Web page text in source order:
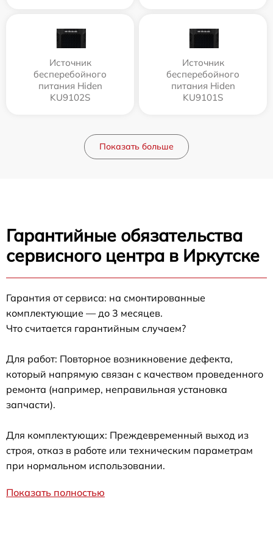
Источник
бесперебойного
питания Hiden
KU9102S
Источник
бесперебойного
питания Hiden
KU9101S
Показать больше
Гарантийные обязательства
сервисного центра в Иркутске
Гарантия от сервиса: на смонтированные
комплектующие — до 3 месяцев.
Что считается гарантийным случаем?
Для работ: Повторное возникновение дефекта,
который напрямую связан с качеством проведенного
ремонта (например, неправильная установка
запчасти).
Для комплектующих: Преждевременный выход из
строя, отказ в работе или техническим параметрам
при нормальном использовании.
Показать полностью